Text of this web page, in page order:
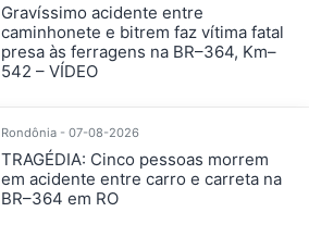
Gravíssimo acidente entre
caminhonete e bitrem faz vítima fatal
presa às ferragens na BR–364, Km–
542 – VÍDEO
Rondônia - 07-08-2026
TRAGÉDIA: Cinco pessoas morrem
em acidente entre carro e carreta na
BR–364 em RO